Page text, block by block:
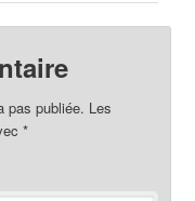
pas publiée. Les
*